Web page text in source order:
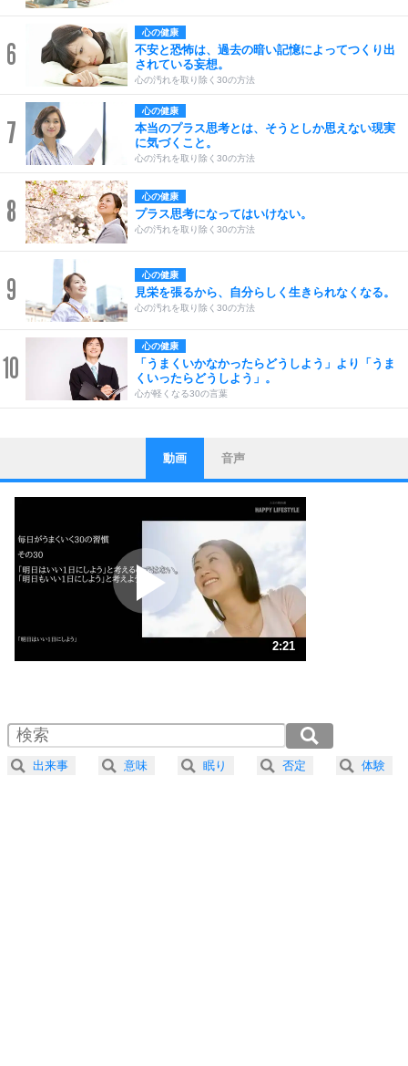
6
心の健康
不安と恐怖は、過去の暗い記憶によってつくり出
されている妄想。
心の汚れを取り除く30の方法
7
心の健康
本当のプラス思考とは、そうとしか思えない現実
に気づくこと。
心の汚れを取り除く30の方法
8 心の健康
プラス思考になってはいけない。
心の汚れを取り除く30の方法
9 心の健康
見栄を張るから、自分らしく生きられなくなる。
心の汚れを取り除く30の方法
10
心の健康
「うまくいかなかったらどうしよう」より「うま
くいったらどうしよう」。
心が軽くなる30の言葉
1
ストレス対策
他人と比べない。
いっそのこと、他人を見ない。
いらいらしない人になる30の方法
ポジティブになれない原因は、行動しないから。
ポジティブ思考になる30の方法
人生、なんとかなるもの。
気楽に生きる30の方法
4 器の大きい人は、怒りを優しさで表現する。
動画 音声
2:21
2.0倍速 （277KB 1分10秒）
2.5倍速 （222KB 56秒）
3.0倍速 （185KB 47秒）
出来事 意味 眠り 否定 体験